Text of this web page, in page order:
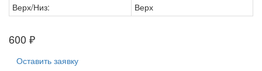
Верх/Низ:
Верх
600 ₽
Оставить заявку